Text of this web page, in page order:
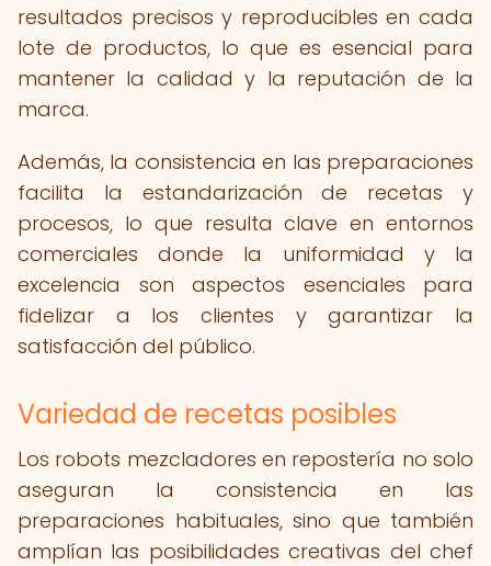
resultados precisos y reproducibles en cada
lote de productos, lo que es esencial para
mantener la calidad y la reputación de la
marca.
Además, la consistencia en las preparaciones
facilita la estandarización de recetas y
procesos, lo que resulta clave en entornos
comerciales donde la uniformidad y la
excelencia son aspectos esenciales para
fidelizar a los clientes y garantizar la
satisfacción del público.
Variedad de recetas posibles
Los robots mezcladores en repostería no solo
aseguran la consistencia en las
preparaciones habituales, sino que también
amplían las posibilidades creativas del chef